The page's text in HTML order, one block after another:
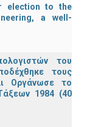
election to the
a well-
του
τους
Οργάνωσε το
1984 (40